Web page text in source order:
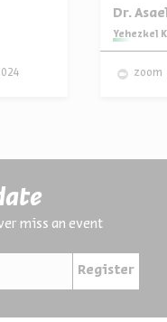
Dr.
Series:
Yehezkel
zoom
miss an event
Register